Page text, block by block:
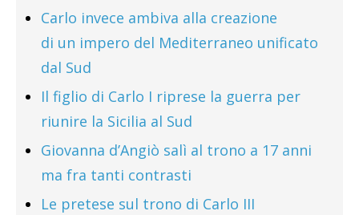
Carlo invece ambiva alla creazione
di un impero del Mediterraneo unificato
dal Sud
Il figlio di Carlo I riprese la guerra per
riunire la Sicilia al Sud
Giovanna d’Angiò salì al trono a 17 anni
ma fra tanti contrasti
Le pretese sul trono di Carlo III